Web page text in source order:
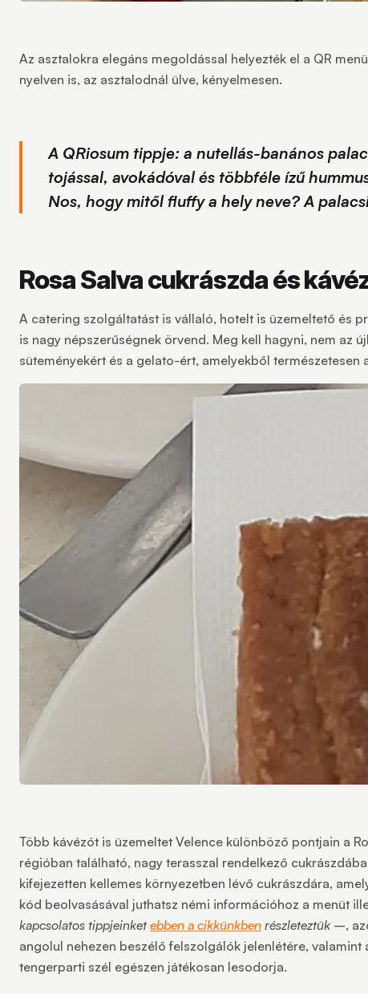
Az asztalokra elegáns megoldással helyezték el a QR
nyelven is, az asztalodnál ülve, kényelmesen.
A QRiosum tippje: a nutellás-banános
tojással, avokádóval és többféle ízű
Nos, hogy mitől fluffy a hely neve? A
Rosa Salva cukrászda és
A catering szolgáltatást is vállaló, hotelt is üzemeltető és
is nagy népszerűségnek örvend. Meg kell hagyni, nem az
süteményekért és a gelato-ért, amelyekből természetesen
Több kávézót is üzemeltet Velence különböző pontjain a
régióban található, nagy terasszal rendelkező
kifejezetten kellemes környezetben lévő cukrászdára,
kód beolvasásával juthatsz némi információhoz a menüt
kapcsolatos tippjeinketebben a cikkünkben részleteztük –,
angolul nehezen beszélő felszolgálók jelenlétére,
tengerparti szél egészen játékosan lesodorja.